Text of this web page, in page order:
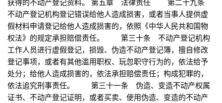
不动产登记机构登记错误给他人造成损害，或者当事人提供虚
假材料申请登记给他人造成损害的，依照《中华人民共和国物
权法》的规定承担赔偿责任。 第三十条 不动产登记机构
工作人员进行虚假登记，损毁、伪造不动产登记簿，擅自修改
登记事项，或者有其他滥用职权、玩忽职守行为的，依法给予
处分；给他人造成损害的，依法承担赔偿责任；构成犯罪的，
依法追究刑事责任。 第三十一条 伪造、变造不动产权属
证书、不动产登记证明，或者买卖、使用伪造、变造的不动产